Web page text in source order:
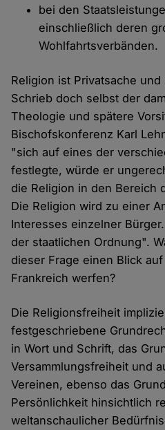
bei den
einschließlich deren
Wohlfahrtsverbänden.
Religion ist Privatsache
Schrieb doch selbst der
Theologie und spätere
Bischofskonferenz Karl
"sich auf eines der
festlegte, würde er
die Religion in den Bereich
Die Religion wird zu einer
Interesses einzelner
der staatlichen Ordnung".
dieser Frage einen Blick
Frankreich werfen?
Die Religionsfreiheit
festgeschriebene
in Wort und Schrift, das
Versammlungsfreiheit und
Vereinen, ebenso das
Persönlichkeit hinsichtlich
weltanschaulicher